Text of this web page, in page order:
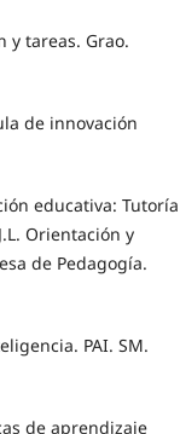
y tareas. Grao.
de innovación
educativa: Tutoría
Orientación y
de Pedagogía.
PAI. SM.
de aprendizaje